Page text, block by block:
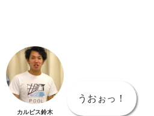
カルピス鈴木
うおぉっ！